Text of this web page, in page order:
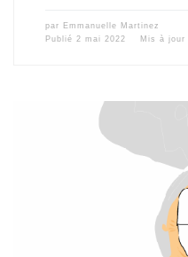
par Emmanuelle Martinez
Publié 2 mai 2022 Mis à jour